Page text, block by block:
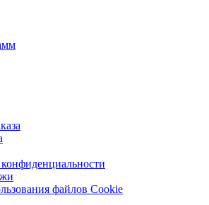
файлов Cookie